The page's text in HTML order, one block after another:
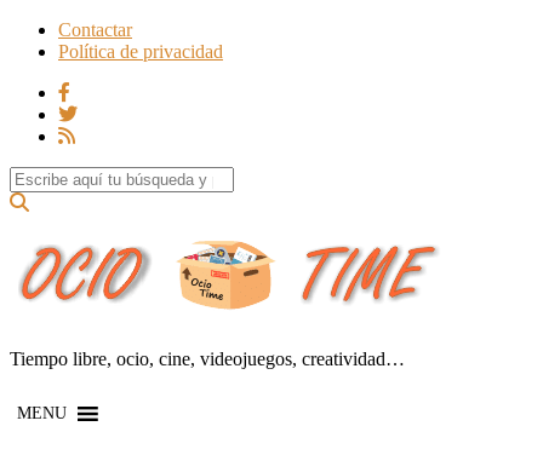
Contactar
Política de privacidad
Search for:
Tiempo libre, ocio, cine, videojuegos, creatividad…
MENU